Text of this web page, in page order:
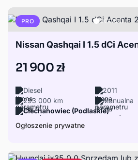
PRO
Nissan Qashqai I 1.5 dCi
21 900 zł
Diesel
2011
293 000 km
Manualna
Ciechanowiec (Podlaskie)
Ogłoszenie prywatne